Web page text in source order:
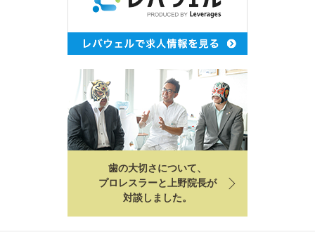
歯の大切さについて、
プロレスラーと上野院長が
対談しました。